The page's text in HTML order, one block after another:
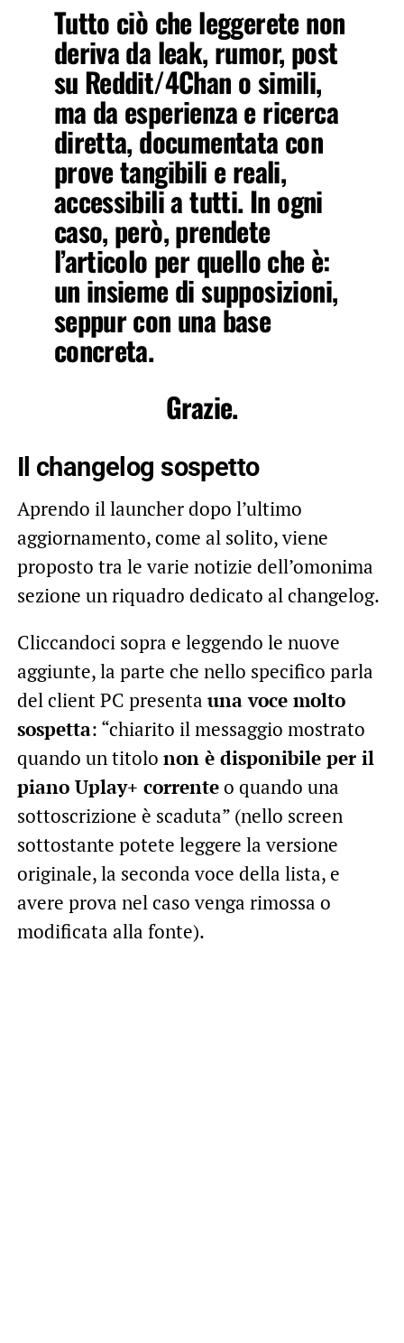
Tutto ciò che leggerete non
deriva da leak, rumor, post
su Reddit/4Chan o simili,
ma da esperienza e ricerca
diretta, documentata con
prove tangibili e reali,
accessibili a tutti. In ogni
caso, però, prendete
l’articolo per quello che è:
un insieme di supposizioni,
seppur con una base
concreta.
Grazie.
Il changelog sospetto
Aprendo il launcher dopo l’ultimo
aggiornamento, come al solito, viene
proposto tra le varie notizie dell’omonima
sezione un riquadro dedicato al changelog.
Cliccandoci sopra e leggendo le nuove
aggiunte, la parte che nello specifico parla
del client PC presenta una voce molto
sospetta: “chiarito il messaggio mostrato
quando un titolo non è disponibile per il
piano Uplay+ correnteo quando una
sottoscrizione è scaduta” (nello screen
sottostante potete leggere la versione
originale, la seconda voce della lista, e
avere prova nel caso venga rimossa o
modificata alla fonte).